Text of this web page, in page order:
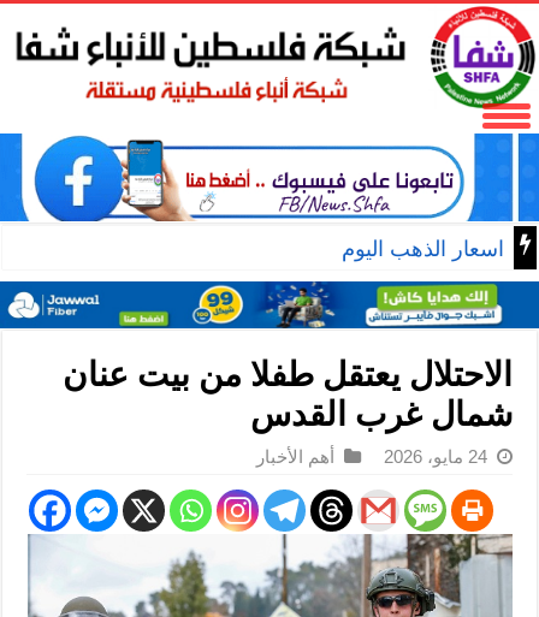
اسعار الذهب اليوم
الاحتلال يعتقل طفلا من بيت عنان
شمال غرب القدس
24 مايو، 2026 أهم الأخبار